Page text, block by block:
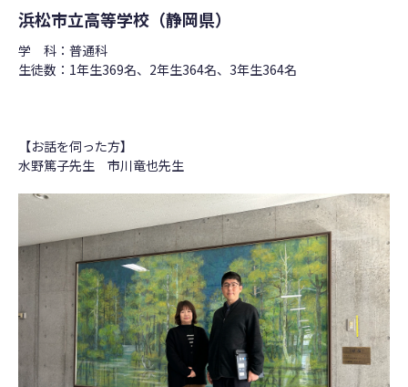
浜松市立高等学校（静岡県）
学 科：普通科
生徒数：1年生369名、2年生364名、3年生364名
【お話を伺った方】
水野篤子先生 市川竜也先生